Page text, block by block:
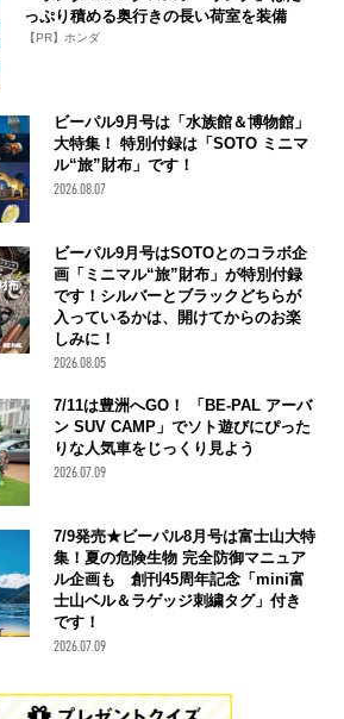
っぷり積める奥行きの長い荷室を装備
【PR】ホンダ
ビーパル9月号は「水族館＆博物館」
大特集！ 特別付録は「SOTO ミニマ
ル“旅”財布」です！
2026.08.07
ビーパル9月号はSOTOとのコラボ企
画「ミニマル“旅”財布」が特別付録
です！シルバーとブラックどちらが
入っているかは、開けてからのお楽
しみに！
2026.08.05
7/11は豊洲へGO！ 「BE-PAL アーバ
ン SUV CAMP」でソト遊びにぴった
りな人気車をじっくり見よう
2026.07.09
7/9発売★ビーパル8月号は富士山大特
集！夏の危険生物 完全防御マニュア
ル企画も 創刊45周年記念「mini富
士山ベル＆ラゲッジ刺繍タグ」付き
です！
2026.07.09